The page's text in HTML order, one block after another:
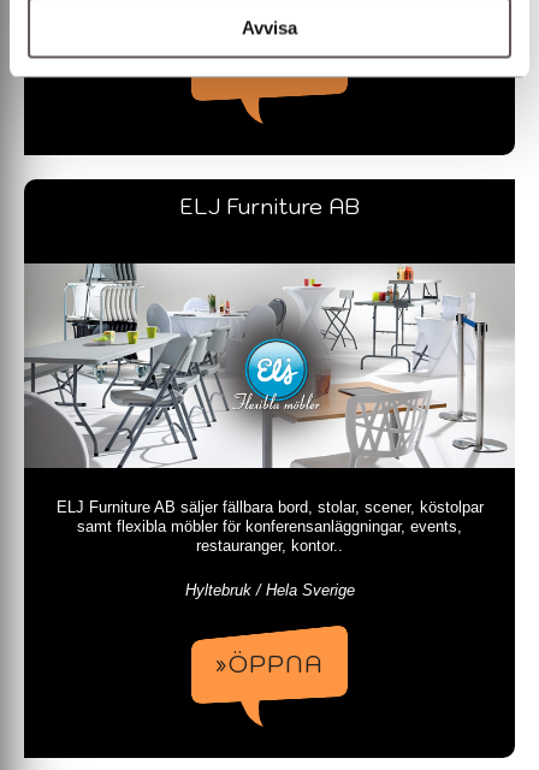
Avvisa
»ÖPPNA
ELJ Furniture AB
ELJ Furniture AB säljer fällbara bord, stolar, scener, köstolpar
samt flexibla möbler för konferensanläggningar, events,
restauranger, kontor..
Hyltebruk / Hela Sverige
»ÖPPNA